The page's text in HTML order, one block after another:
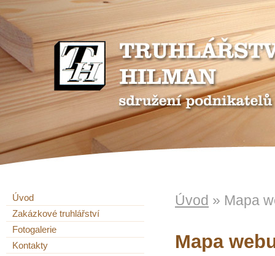
Úvod » Mapa
Mapa
Úvod
Zakázkové truhlářství
Fotogalerie
Kontakty